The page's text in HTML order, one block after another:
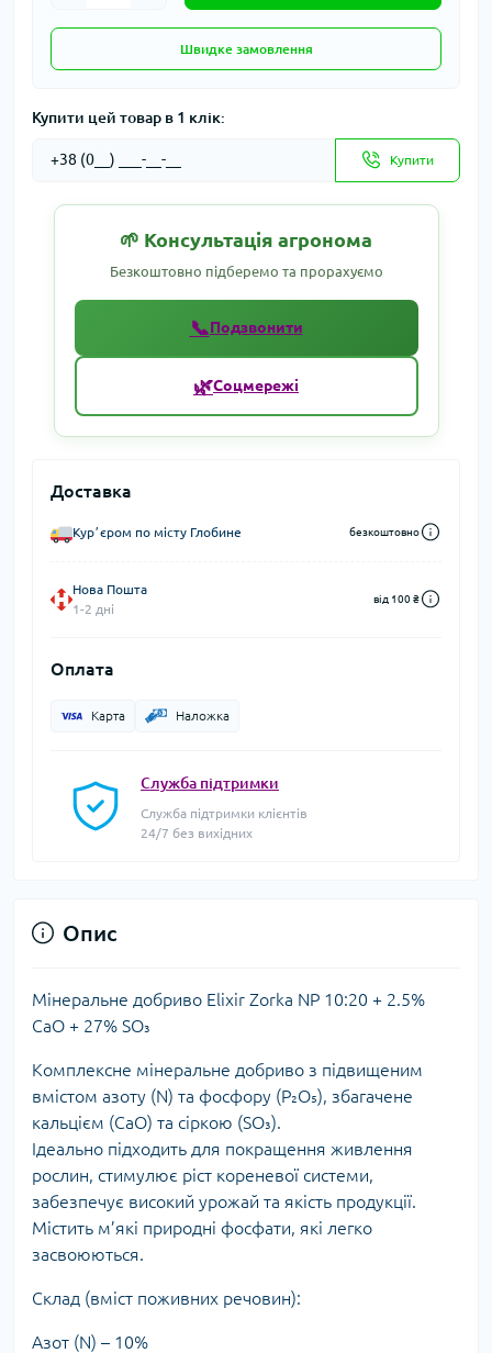
Швидке замовлення
Купити цей товар в 1 клік:
Купити
🌱 Консультація агронома
Безкоштовно підберемо та прорахуємо
📞Подзвонити
🌿Соцмережі
Доставка
Курʼєром по місту Глобине безкоштовно
Нова Пошта
1-2 дні
від 100 ₴
Оплата
Карта Наложка
Служба підтримки
Служба підтримки клієнтів
24/7 без вихідних
Опис
Мінеральне добриво Elixir Zorka NP 10:20 + 2.5%
CaO + 27% SO₃
Комплексне мінеральне добриво з підвищеним
вмістом азоту (N) та фосфору (P₂O₅), збагачене
кальцієм (CaO) та сіркою (SO₃).
Ідеально підходить для покращення живлення
рослин, стимулює ріст кореневої системи,
забезпечує високий урожай та якість продукції.
Містить м’які природні фосфати, які легко
засвоюються.
Склад (вміст поживних речовин):
Азот (N) – 10%